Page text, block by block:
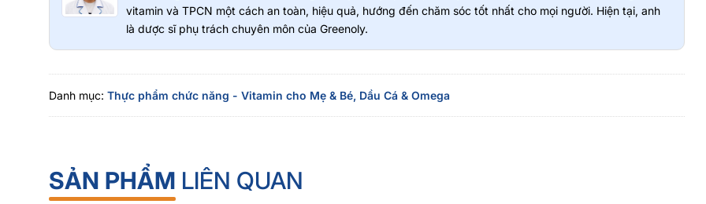
vitamin và TPCN một cách an toàn, hiệu quả, hướng đến chăm sóc tốt nhất cho mọi người. Hiện tại, anh
là dược sĩ phụ trách chuyên môn của Greenoly.
Danh mục: Thực phẩm chức năng - Vitamin cho Mẹ & Bé, Dầu Cá & Omega
SẢN PHẨM LIÊN QUAN